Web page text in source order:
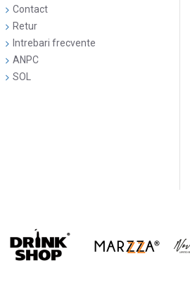
Contact
Retur
Intrebari frecvente
ANPC
SOL